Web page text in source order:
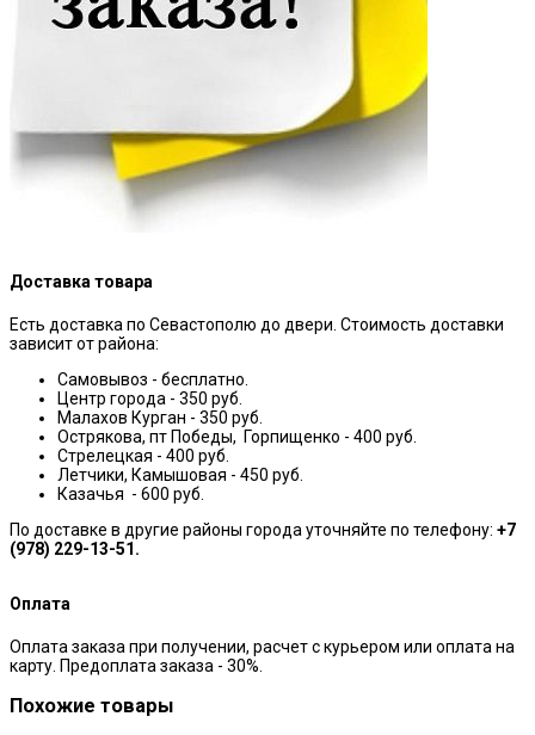
Доставка товара
Есть доставка по Севастополю до двери. Стоимость доставки
зависит от района:
Самовывоз - бесплатно.
Центр города - 350 руб.
Малахов Курган - 350 руб.
Острякова, пт Победы, Горпищенко - 400 руб.
Стрелецкая - 400 руб.
Летчики, Камышовая - 450 руб.
Казачья - 600 руб.
По доставке в другие районы города уточняйте по телефону: +7
(978) 229-13-51.
Оплата
Оплата заказа при получении, расчет с курьером или оплата на
карту. Предоплата заказа - 30%.
Похожие товары